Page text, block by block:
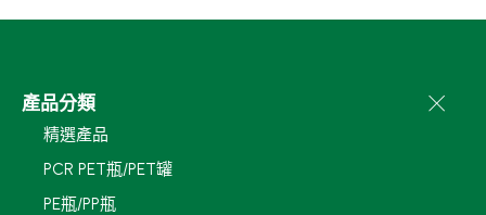
產品分類
精選產品
PCR PET瓶/PET罐
PE瓶/PP瓶